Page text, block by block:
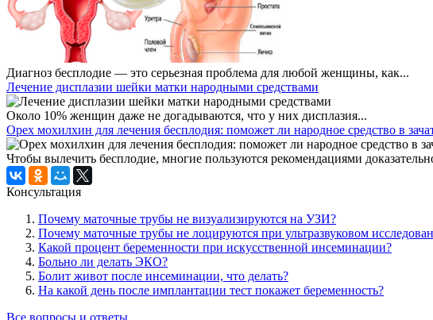
Диагноз бесплодие — это серьезная проблема для любой женщины, как...
Лечение дисплазии шейки матки народными средствами
Около 10% женщин даже не догадываются, что у них дисплазия...
Орех мохилхин для лечения бесплодия: поможет ли народное средство в
Чтобы вылечить бесплодие, многие пользуются рекомендациями
Консультация
Почему маточные трубы не визуализируются на УЗИ?
Почему маточные трубы не лоцируются при ультразвуковом
Какой процент беременности при искусственной инсеминации?
Больно ли делать ЭКО?
Болит живот после инсеминации, что делать?
На какой день после имплантации тест покажет беременность?
Все вопросы и ответы